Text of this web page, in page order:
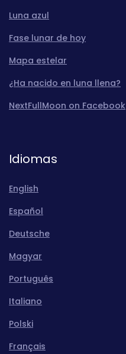
Luna azul
Fase lunar de hoy
Mapa estelar
¿Ha nacido en luna llena?
NextFullMoon on Facebook
Idiomas
English
Español
Deutsche
Magyar
Português
Italiano
Polski
Français